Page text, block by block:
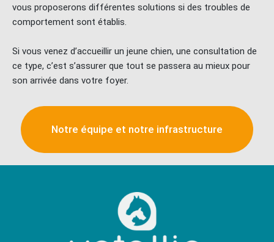
vous proposerons différentes solutions si des troubles de
comportement sont établis.
Si vous venez d’accueillir un jeune chien, une consultation de
ce type, c’est s’assurer que tout se passera au mieux pour
son arrivée dans votre foyer.
Notre équipe et notre infrastructure